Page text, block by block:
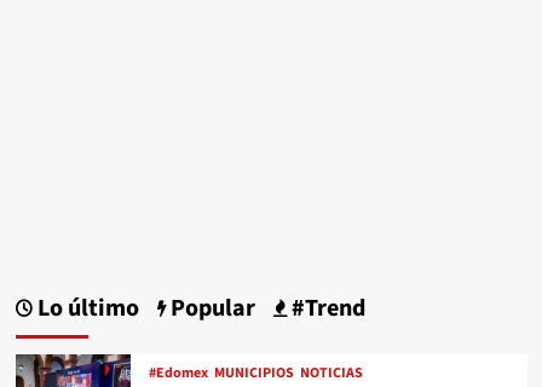
Lo último Popular #Trend
#Edomex MUNICIPIOS NOTICIAS